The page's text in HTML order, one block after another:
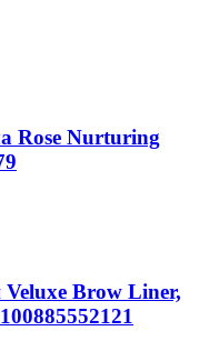
Rose Nurturing
Brow Liner,